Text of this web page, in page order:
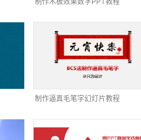
制作逼真毛笔字幻灯片教程